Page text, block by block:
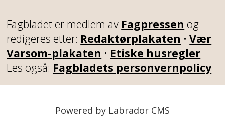
Fagbladet er medlem av Fagpressen og
redigeres etter: Redaktørplakaten • Vær
Varsom-plakaten • Etiske husregler
Les også: Fagbladets personvernpolicy
Powered by Labrador CMS